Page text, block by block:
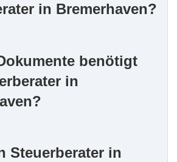
in Bremerhaven?
benötigt
in
Steuerberater in